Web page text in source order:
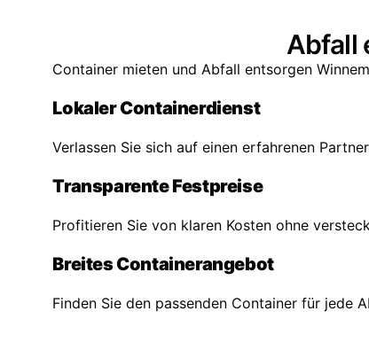
Abfall
Container mieten und Abfall entsorgen
Lokaler Containerdienst
Verlassen Sie sich auf einen erfahrenen
Transparente Festpreise
Profitieren Sie von klaren Kosten ohne
Breites Containerangebot
Finden Sie den passenden Container für